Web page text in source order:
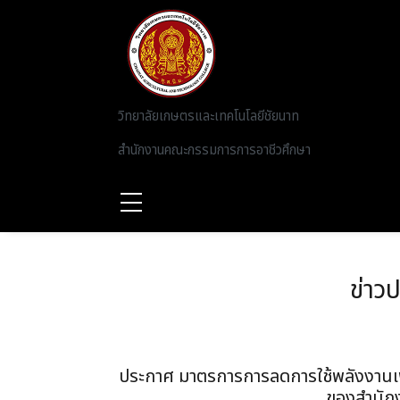
วิทยาลัยเกษตรและเทคโนโลยีชัยนาท
สำนักงานคณะกรรมการการอาชีวศึกษา
ข่าว
ประกาศ มาตรการการลดการใช้พลังง